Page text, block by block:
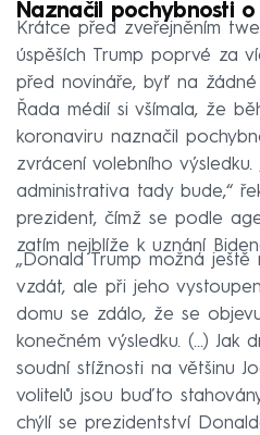
Naznačil pochybnosti o
Krátce před zveřejněním
úspěších Trump poprvé za
před novináře, byť na
Řada médií si všímala, že
koronaviru naznačil
zvrácení volebního výsledku.
administrativa tady bude,“
prezident, čímž se podle
zatím nejblíže k uznání
„Donald Trump možná
vzdát, ale při jeho
domu se zdálo, že se
konečném výsledku. (...) Jak
soudní stížnosti na většinu
volitelů jsou buďto
chýlí se prezidentství